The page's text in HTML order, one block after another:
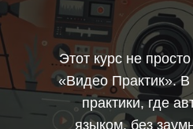
Этот курс не
«Видео Практик».
практики, где
языком, без
объясняет каждое